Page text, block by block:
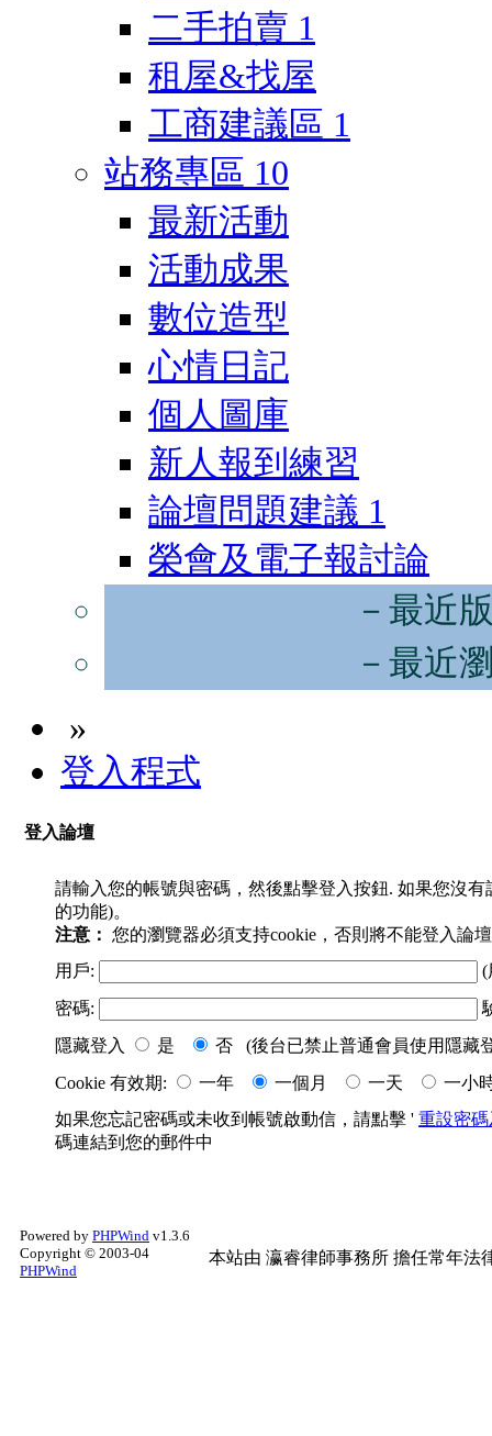
二手拍賣 1
租屋&找屋
工商建議區 1
站務專區 10
最新活動
活動成果
數位造型
心情日記
個人圖庫
新人報到練習
論壇問題建議 1
榮會及電子報討論
－最近
－最近
»
登入程式
登入論壇
請輸入您的帳號與密碼，然後點擊登入按鈕. 如果您沒
的功能)。
注意： 您的瀏覽器必須支持cookie，否則將不能登入論
用戶:
(
密碼:
隱藏登入
是
否 (後台已禁止普通會員使用隱藏
Cookie 有效期:
一年 一個月 一天
一小
如果您忘記密碼或未收到帳號啟動信，請點擊 ' 重設密
碼連結到您的郵件中
Powered by PHPWind v1.3.6
Copyright © 2003-04
PHPWind
本站由 瀛睿律師事務所 擔任常年法